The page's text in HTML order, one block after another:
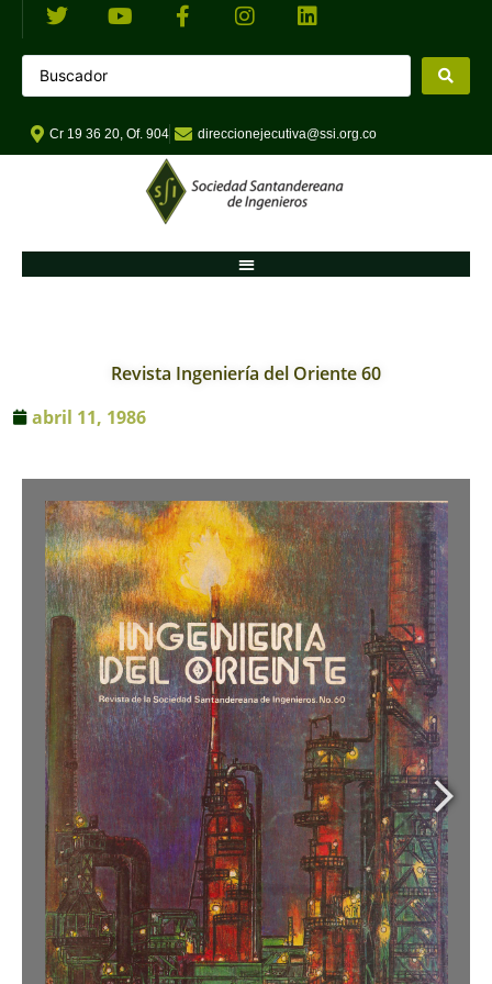
Cr 19 36 20, Of. 904 direccionejecutiva@ssi.org.co
Revista Ingeniería del Oriente 60
abril 11, 1986